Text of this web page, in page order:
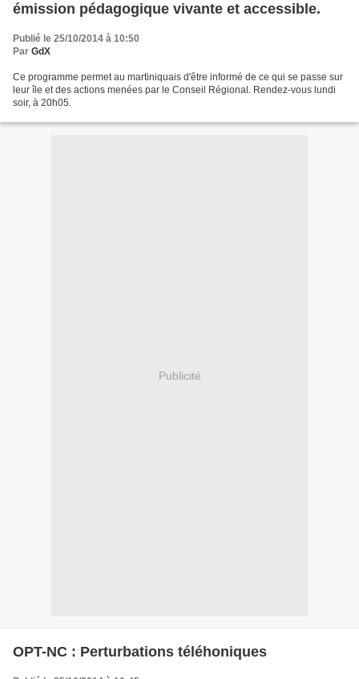
émission pédagogique vivante et accessible.
Publié le 25/10/2014 à 10:50
Par GdX
Ce programme permet au martiniquais d'être informé de ce qui se passe sur
leur île et des actions menées par le Conseil Régional. Rendez-vous lundi
soir, à 20h05.
Publicité
OPT-NC : Perturbations téléhoniques